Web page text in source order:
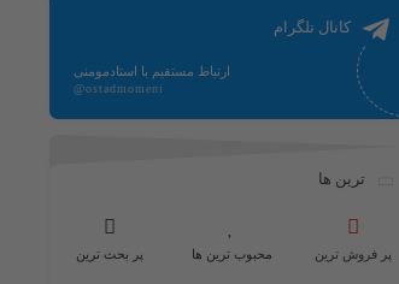
کانال تلگرام
ارتباط مستقیم با استادمومنی
@ostadmomeni
ترین ها
پر فروش ترین محبوب ترین ها پر بحث ترین